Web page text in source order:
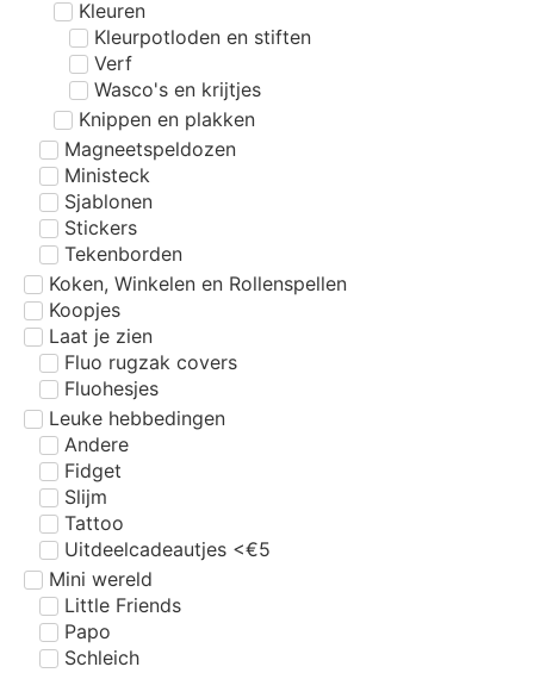
Kleuren
Kleurpotloden en stiften
Verf
Wasco's en krijtjes
Knippen en plakken
Magneetspeldozen
Ministeck
Sjablonen
Stickers
Tekenborden
Koken, Winkelen en Rollenspellen
Koopjes
Laat je zien
Fluo rugzak covers
Fluohesjes
Leuke hebbedingen
Andere
Fidget
Slijm
Tattoo
Uitdeelcadeautjes <€5
Mini wereld
Little Friends
Papo
Schleich